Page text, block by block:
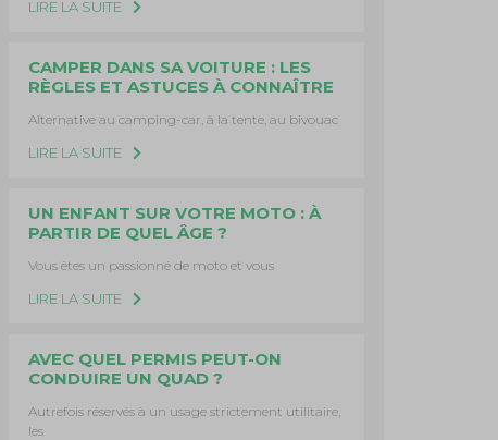
LIRE LA SUITE
CAMPER DANS SA VOITURE : LES
RÈGLES ET ASTUCES À CONNAÎTRE
Alternative au camping-car, à la tente, au bivouac
LIRE LA SUITE
UN ENFANT SUR VOTRE MOTO : À
PARTIR DE QUEL ÂGE ?
Vous êtes un passionné de moto et vous
LIRE LA SUITE
AVEC QUEL PERMIS PEUT-ON
CONDUIRE UN QUAD ?
Autrefois réservés à un usage strictement utilitaire,
les